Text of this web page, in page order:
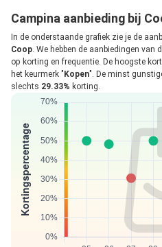
Campina aanbieding bij
In de onderstaande grafiek zie je de
Coop. We hebben de aanbiedingen van
op korting en frequentie. De hoogste
het keurmerk " Kopen". De minst
slechts 29.33% korting.